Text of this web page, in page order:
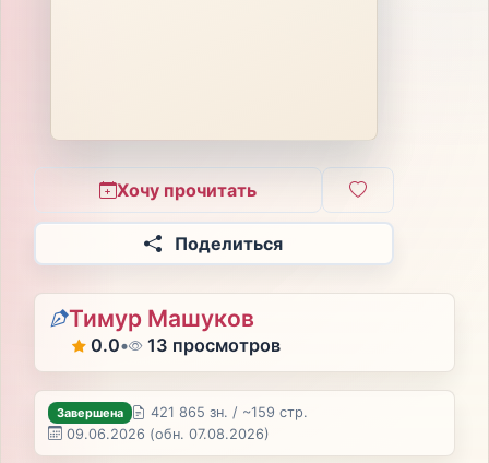
Хочу прочитать
Поделиться
Тимур Машуков
0.0• 13 просмотров
Завершена
421 865 зн. / ~159 стр.
09.06.2026 (обн. 07.08.2026)